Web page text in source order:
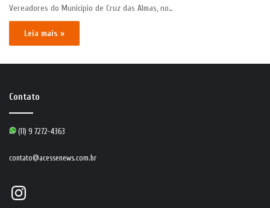
Vereadores do Município de Cruz das Almas, no…
Leia mais »
Contato
(11) 9 7272-4363
contato@acessenews.com.br
Instagram